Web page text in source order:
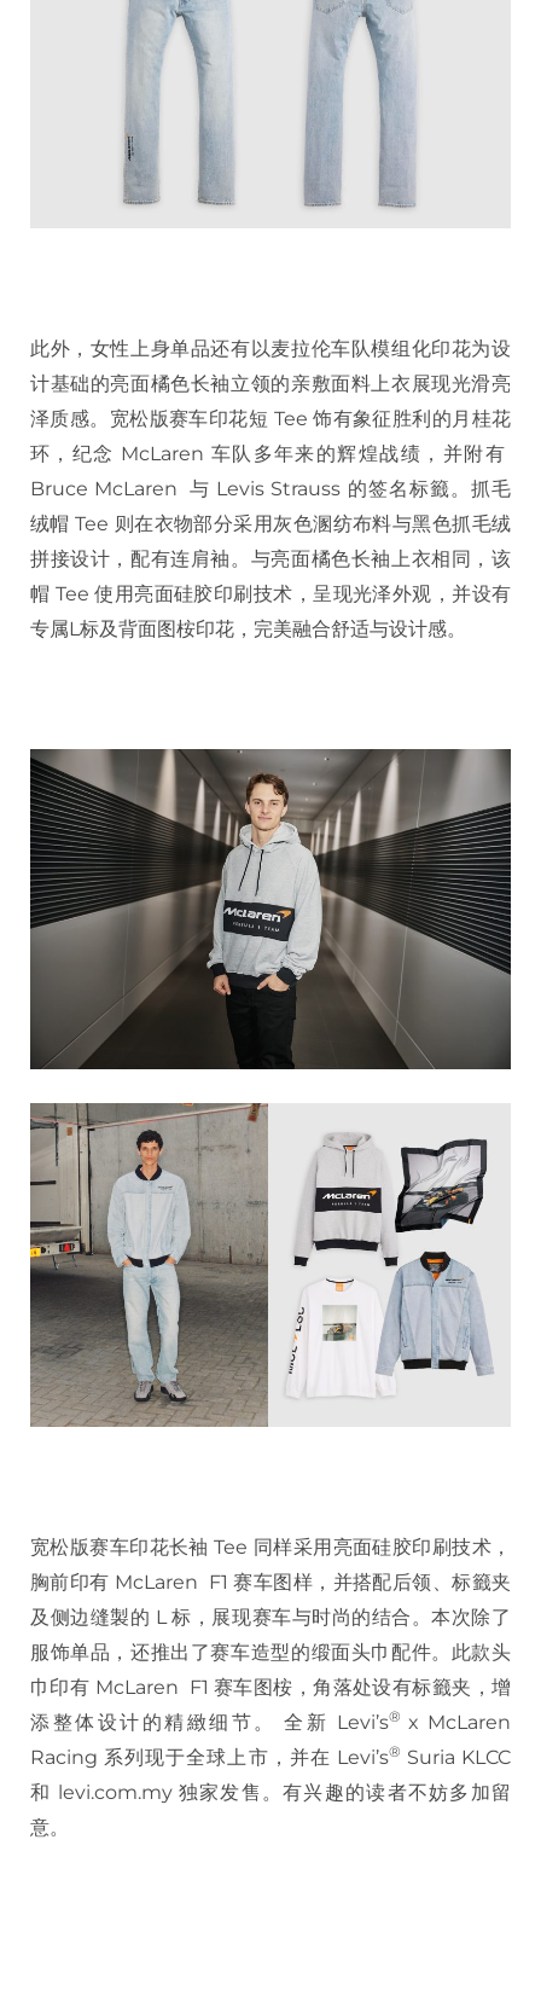
此外，女性上身单品还有以麦拉伦车队模组化印花为设
计基础的亮面橘色长袖立领的亲敷面料上衣展现光滑亮
泽质感。宽松版赛车印花短 Tee 饰有象征胜利的月桂花
环，纪念 McLaren 车队多年来的辉煌战绩，并附有
Bruce McLaren 与 Levis Strauss 的签名标籤。抓毛
绒帽 Tee 则在衣物部分采用灰色溷纺布料与黑色抓毛绒
拼接设计，配有连肩袖。与亮面橘色长袖上衣相同，该
帽 Tee 使用亮面硅胶印刷技术，呈现光泽外观，并设有
专属L标及背面图桉印花，完美融合舒适与设计感。
宽松版赛车印花长袖 Tee 同样采用亮面硅胶印刷技术，
胸前印有 McLaren F1 赛车图样，并搭配后领、标籤夹
及侧边缝製的 L 标，展现赛车与时尚的结合。本次除了
服饰单品，还推出了赛车造型的缎面头巾配件。此款头
巾印有 McLaren F1 赛车图桉，角落处设有标籤夹，增
添整体设计的精緻细节。 全新 Levi’s® x McLaren
Racing 系列现于全球上市，并在 Levi’s® Suria KLCC
和 levi.com.my 独家发售。有兴趣的读者不妨多加留
意。